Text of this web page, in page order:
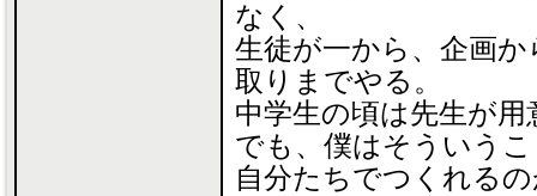
なく、
生徒が一から、企画か
取りまでやる。
中学生の頃は先生が
でも、僕はそういう
自分たちでつくれる